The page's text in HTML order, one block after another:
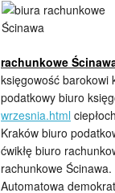
rachunkowe
księgowość barokowi
podatkowy biuro
wrzesnia.html
Kraków biuro
ćwikłę biuro
rachunkowe
Automatowa